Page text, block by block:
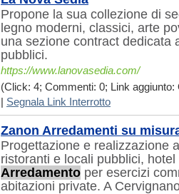
Propone la sua collezione di
legno moderni, classici, arte
una sezione contract dedicata
pubblici.
https://www.lanovasedia.com/
(Click: 4; Commenti: 0; Link aggiunto:
Segnala Link Interrotto
Zanon Arredamenti su
Progettazione e realizzazione
ristoranti e locali pubblici,
Arredamento per esercizi
abitazioni private. A